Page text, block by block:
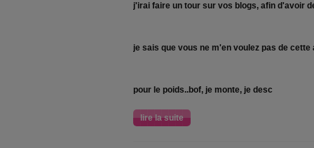
j'irai faire un tour sur vos blogs, afin d'avoir
je sais que vous ne m'en voulez pas de cette
pour le poids..bof, je monte, je desc
lire la suite